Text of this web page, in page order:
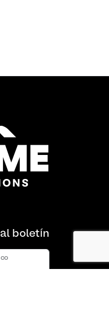
boletín